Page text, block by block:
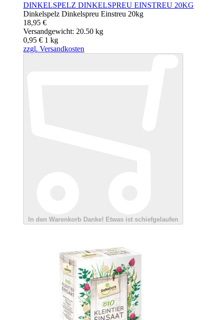
DINKELSPELZ DINKELSPREU EINSTREU 20KG
Dinkelspelz Dinkelspreu Einstreu 20kg
18,95 €
Versandgewicht: 20.50 kg
0,95 € 1 kg
zzgl. Versandkosten
In den Warenkorb Danke! Etwas ist schiefgelaufen